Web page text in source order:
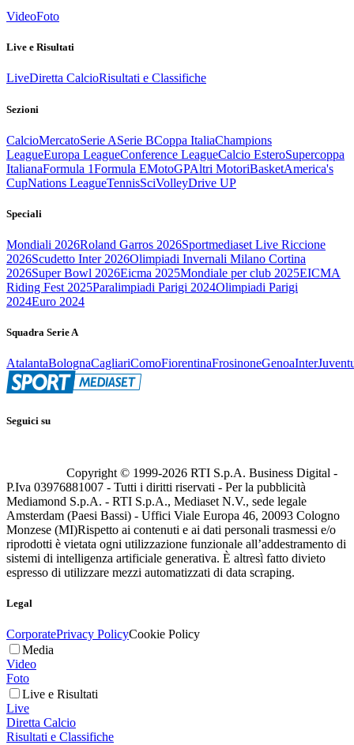
VideoFoto
Live e Risultati
LiveDiretta CalcioRisultati e Classifiche
Sezioni
CalcioMercatoSerie ASerie BCoppa ItaliaChampions
LeagueEuropa LeagueConference LeagueCalcio EsteroSupercoppa
ItalianaFormula 1Formula EMotoGPAltri MotoriBasketAmerica's
CupNations LeagueTennisSciVolleyDrive UP
Speciali
Mondiali 2026Roland Garros 2026Sportmediaset Live Riccione
2026Scudetto Inter 2026Olimpiadi Invernali Milano Cortina
2026Super Bowl 2026Eicma 2025Mondiale per club 2025EICMA
Riding Fest 2025Paralimpiadi Parigi 2024Olimpiadi Parigi
2024Euro 2024
Squadra Serie A
AtalantaBolognaCagliariComoFiorentinaFrosinoneGenoaInter
Seguici su
Copyright © 1999-2026 RTI S.p.A. Business Digital -
P.Iva 03976881007 - Tutti i diritti riservati - Per la pubblicità
Mediamond S.p.A. - RTI S.p.A., Mediaset N.V., sede legale
Amsterdam (Paesi Bassi) - Uffici Viale Europa 46, 20093 Cologno
Monzese (MI)Rispetto ai contenuti e ai dati personali trasmessi e/o
riprodotti è vietata ogni utilizzazione funzionale all’addestramento di
sistemi di intelligenza artificiale generativa. È altresì fatto divieto
espresso di utilizzare mezzi automatizzati di data scraping.
Legal
CorporatePrivacy PolicyCookie Policy
Media
Video
Foto
Live e Risultati
Live
Diretta Calcio
Risultati e Classifiche